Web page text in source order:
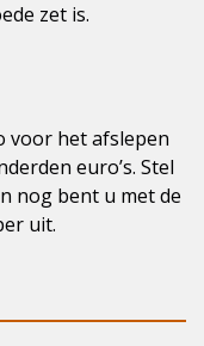
zet is.
voor het afslepen
euro’s. Stel
nog bent u met de
uit.